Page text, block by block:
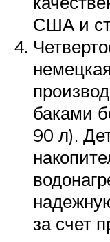
США и
баками
90 л).
за счет